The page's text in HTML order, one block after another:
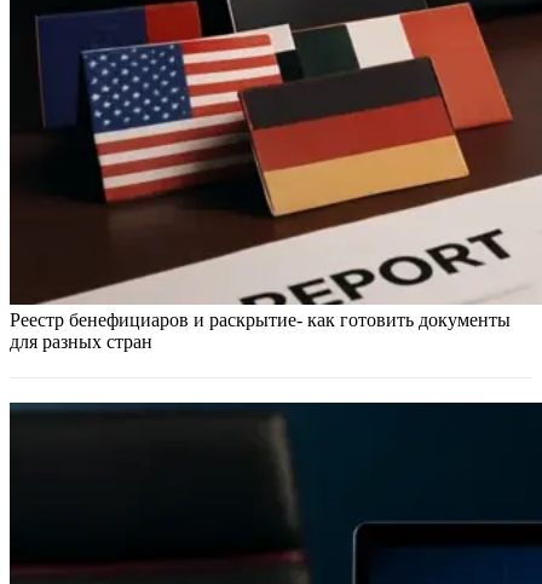
Реестр бенефициаров и раскрытие- как готовить документы
для разных стран